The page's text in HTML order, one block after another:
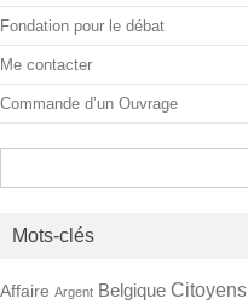
Fondation pour le débat
Me contacter
Commande d’un Ouvrage
Mots-clés
Affaire Argent Belgique Citoyens